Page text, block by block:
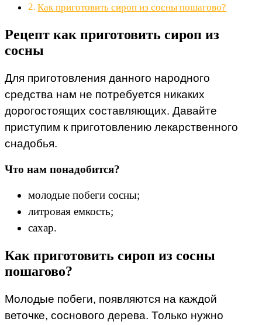
Как приготовить сироп из сосны пошагово?
Рецепт как приготовить сироп из
сосны
Для приготовления данного народного
средства нам не потребуется никаких
дорогостоящих составляющих. Давайте
приступим к приготовлению лекарственного
снадобья.
Что нам понадобится?
молодые побеги сосны;
литровая емкость;
сахар.
Как приготовить сироп из сосны
пошагово?
Молодые побеги, появляются на каждой
веточке, соснового дерева. Только нужно